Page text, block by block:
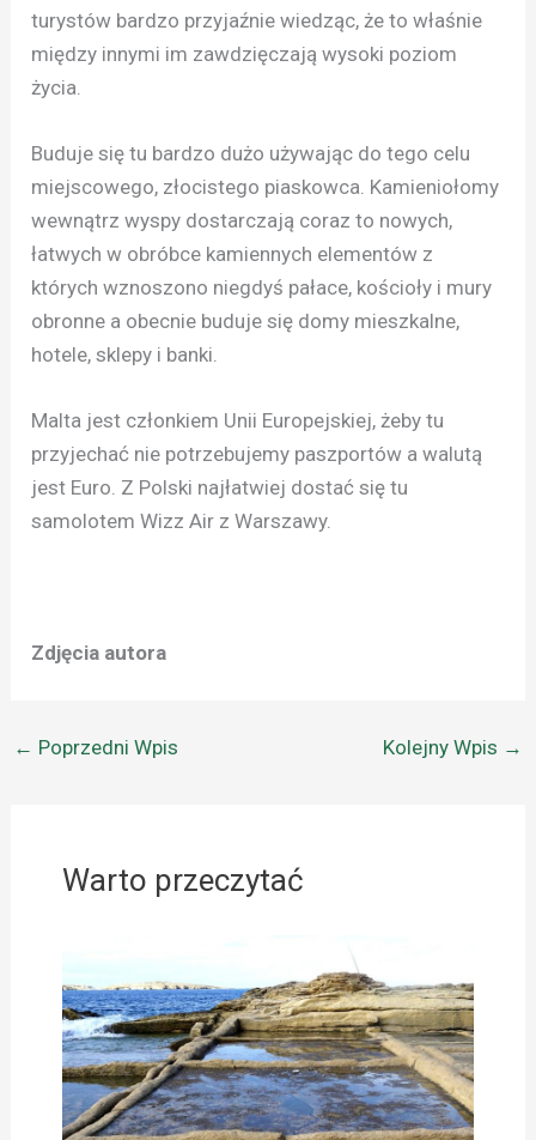
turystów bardzo przyjaźnie wiedząc, że to właśnie
między innymi im zawdzięczają wysoki poziom
życia.
Buduje się tu bardzo dużo używając do tego celu
miejscowego, złocistego piaskowca. Kamieniołomy
wewnątrz wyspy dostarczają coraz to nowych,
łatwych w obróbce kamiennych elementów z
których wznoszono niegdyś pałace, kościoły i mury
obronne a obecnie buduje się domy mieszkalne,
hotele, sklepy i banki.
Malta jest członkiem Unii Europejskiej, żeby tu
przyjechać nie potrzebujemy paszportów a walutą
jest Euro. Z Polski najłatwiej dostać się tu
samolotem Wizz Air z Warszawy.
Zdjęcia autora
← Poprzedni Wpis Kolejny Wpis →
Warto przeczytać